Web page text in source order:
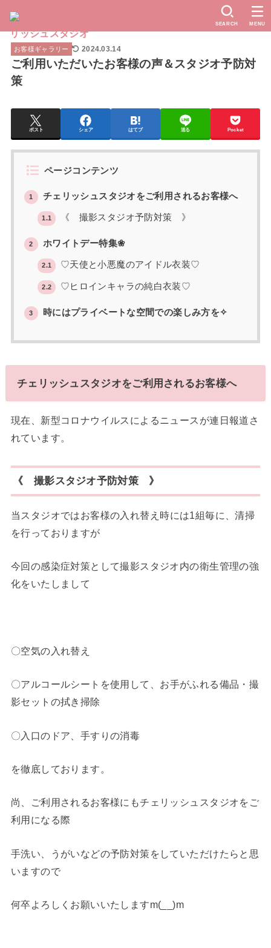
SEARCH MENU
お客様ギャラリー 2024.03.14
ご利用いただいたお客様の声＆スタジオ予防対
策
ポスト シェア はてブ 送る Pocket
ページコンテンツ
1 チェリッシュスタジオをご利用されるお客様へ
1.1 《 撮影スタジオ予防対策 》
2 ホワイトデー特集❀
2.1 ♡天使と小悪魔のアイドル衣装♡
2.2 ♡ヒロインキャラの純白衣装♡
3 時にはプライベートな空間での楽しみ方を✧
チェリッシュスタジオをご利用されるお客様へ
現在、新型コロナウイルスによるニュースが連日報道さ
れています。
《 撮影スタジオ予防対策 》
当スタジオではお客様の入れ替え時には1組毎に、清掃
を行っておりますが
今回の感染症対策として撮影スタジオ内の衛生管理の強
化をいたしまして
〇空気の入れ替え
〇アルコールシートを使用して、お手がふれる備品・撮
影セットの拭き掃除
〇入口のドア、手すりの消毒
を徹底しております。
尚、ご利用されるお客様にもチェリッシュスタジオをご
利用になる際
手洗い、うがいなどの予防対策をしていただけたらと思
いますので
何卒よろしくお願いいたしますm(__)m